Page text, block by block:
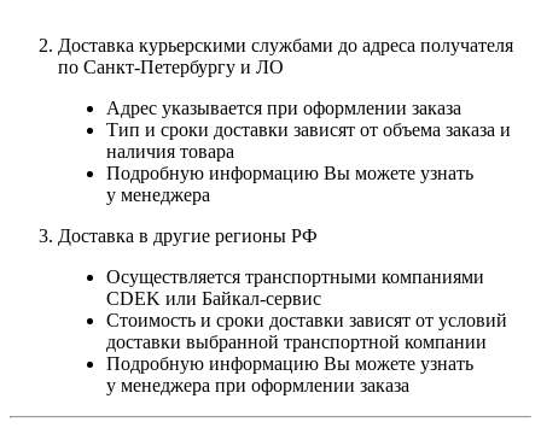
Доставка курьерскими службами до адреса получателя
по Санкт-Петербургу и ЛО
Адрес указывается при оформлении заказа
Тип и сроки доставки зависят от объема заказа и
наличия товара
Подробную информацию Вы можете узнать
у менеджера
Доставка в другие регионы РФ
Осуществляется транспортными компаниями
CDEK или Байкал-сервис
Стоимость и сроки доставки зависят от условий
доставки выбранной транспортной компании
Подробную информацию Вы можете узнать
у менеджера при оформлении заказа